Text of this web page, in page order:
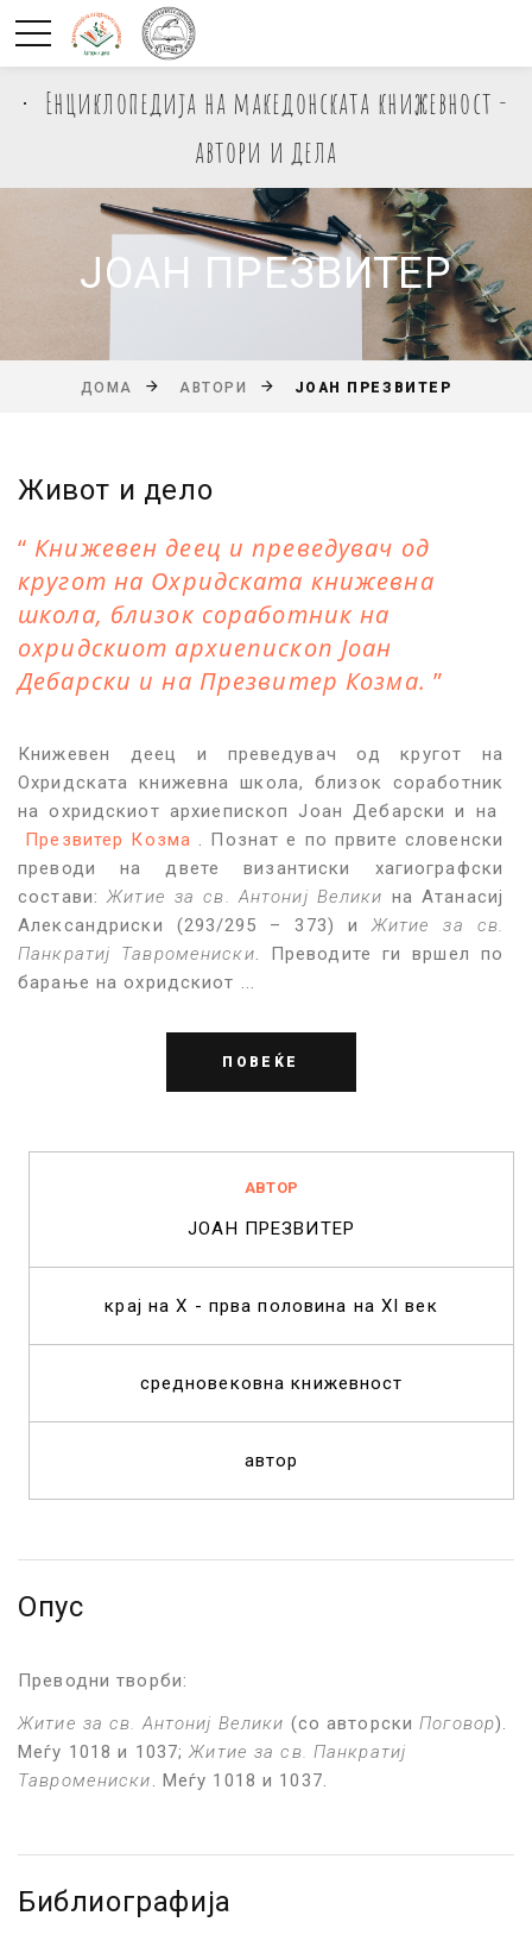
Енциклопедија на македонската книжевност -
автори и дела
ЈОАН ПРЕЗВИТЕР
ДОМА АВТОРИ ЈОАН ПРЕЗВИТЕР
Живот и дело
Книжевен деец и преведувач од
кругот на Охридската книжевна
школа, близок соработник на
охридскиот архиепископ Јоан
Дебарски и на Презвитер Козма.
Книжевен деец и преведувач од кругот на
Охридската книжевна школа, близок соработник
на охридскиот архиепископ Јоан Дебарски и на
Презвитер Козма
. Познат е по првите словенски
преводи на двете византиски хагиографски
состави:Житие за св. Антониј Велики на Атанасиј
Александриски (293/295 – 373) и Житие за св.
Панкратиј Тавромениски . Преводите ги вршел по
барање на охридскиот ...
ПОВЕЌЕ
АВТОР
ЈОАН ПРЕЗВИТЕР
крај на X - прва половина на XI век
средновековна книжевност
автор
Опус
Преводни творби:
Житие за св. Антониј Велики (со авторски Поговор).
Меѓу 1018 и 1037;Житие за св. Панкратиј
Тавромениски . Меѓу 1018 и 1037.
Библиографија